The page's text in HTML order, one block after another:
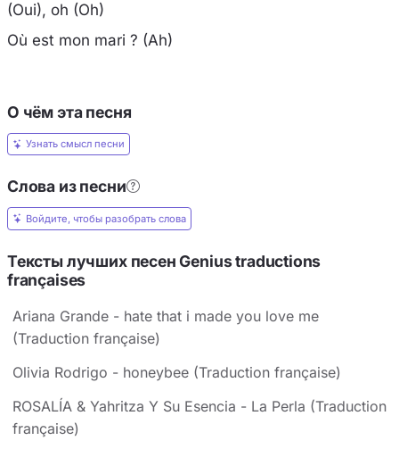
(Oui), oh (Oh)
Où est mon mari ? (Ah)
О чём эта песня
Узнать смысл песни
Слова из песни
Войдите, чтобы разобрать слова
Тексты лучших песен Genius traductions
françaises
Ariana Grande - hate that i made you love me
(Traduction française)
Olivia Rodrigo - honeybee (Traduction française)
ROSALÍA & Yahritza Y Su Esencia - La Perla (Traduction
française)